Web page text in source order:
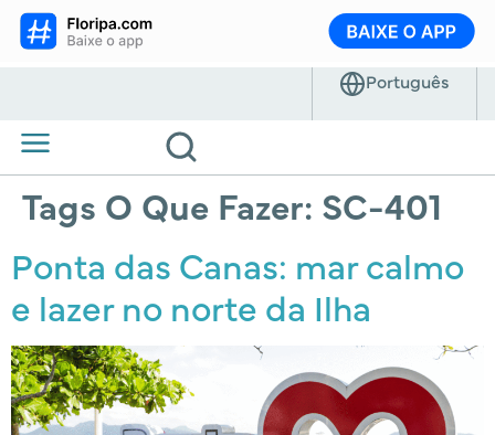
Tags O Que Fazer: SC-401
Ponta das Canas: mar calmo
e lazer no norte da Ilha